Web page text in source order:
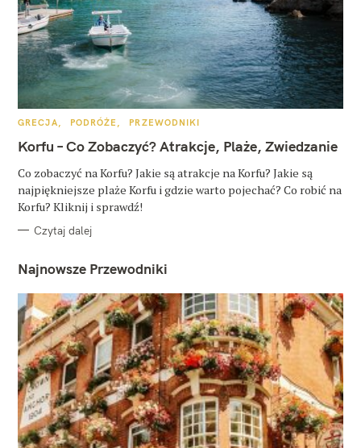
K
T
E
O
R
I
GRECJA PODRÓŻE PRZEWODNIKI
Korfu – Co Zobaczyć? Atrakcje, Plaże, Zwiedzanie
Co zobaczyć na Korfu? Jakie są atrakcje na Korfu? Jakie są
najpiękniejsze plaże Korfu i gdzie warto pojechać? Co robić na
Korfu? Kliknij i sprawdź!
Czytaj dalej
Najnowsze Przewodniki
W
y
s
z
u
k
a
j
: